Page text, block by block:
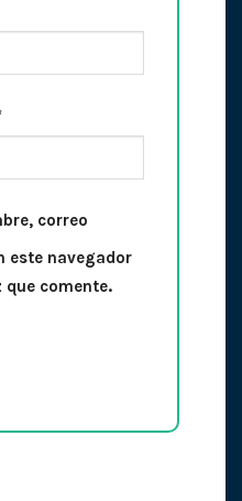
correo
este navegador
que comente.